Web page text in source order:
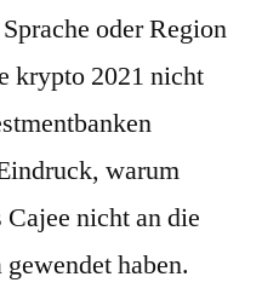
oder Region
krypto 2021 nicht
warum
nicht an die
haben.